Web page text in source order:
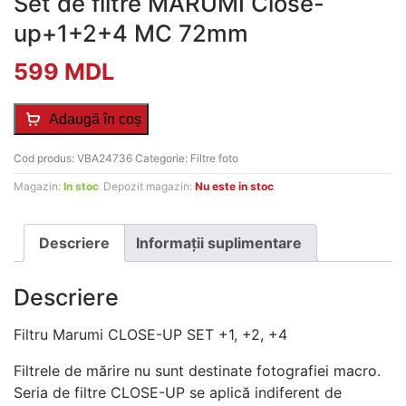
up+1+2+4 MC 72mm
599 MDL
Adaugă în coș
Cod produs: VBA24736 Categorie: Filtre foto
Magazin: In stoc Depozit magazin: Nu este in stoc
Descriere Informații suplimentare
Descriere
Filtru Marumi CLOSE-UP SET +1, +2, +4
Filtrele de mărire nu sunt destinate fotografiei macro.
Seria de filtre CLOSE-UP se aplică indiferent de